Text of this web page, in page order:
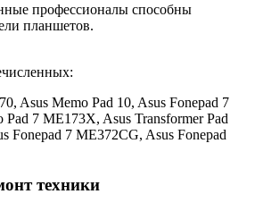
профессионалы способны
планшетов.
Asus Memo Pad 10, Asus Fonepad 7
7 ME173X, Asus Transformer Pad
Fonepad 7 ME372CG, Asus Fonepad
техники